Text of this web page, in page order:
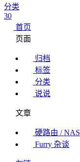
分类
30
首页
页面
归档
标签
分类
说说
文章
硬路由 / NAS
Furry 杂谈